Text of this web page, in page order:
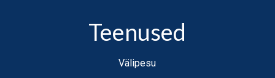
Teenused
Välipesu